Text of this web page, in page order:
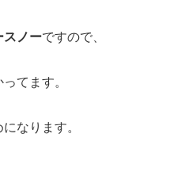
スノーですので、
てます。
なります。